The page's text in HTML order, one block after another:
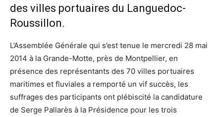
des villes portuaires du Languedoc-
Roussillon.
L’Assemblée Générale qui s’est tenue le mercredi 28 mai
2014 à la Grande-Motte, près de Montpellier, en
présence des représentants des 70 villes portuaires
maritimes et fluviales a remporté un vif succès, les
suffrages des participants ont plébiscité la candidature
de Serge Pallarès à la Présidence pour les trois